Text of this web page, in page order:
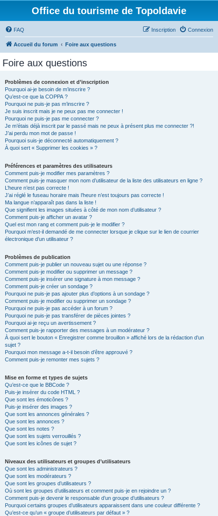
Office du tourisme de Topoldavie
FAQ Connexion
Inscription
Accueil du forum Foire aux questions
Foire aux questions
Problèmes de connexion et d’inscription
Pourquoi ai-je besoin de m’inscrire ?
Qu’est-ce que la COPPA ?
Pourquoi ne puis-je pas m’inscrire ?
Je suis inscrit mais je ne peux pas me connecter !
Pourquoi ne puis-je pas me connecter ?
Je m’étais déjà inscrit par le passé mais ne peux à présent plus me connecter ?!
J’ai perdu mon mot de passe !
Pourquoi suis-je déconnecté automatiquement ?
À quoi sert « Supprimer les cookies » ?
Préférences et paramètres des utilisateurs
Comment puis-je modifier mes paramètres ?
Comment puis-je masquer mon nom d’utilisateur de la liste des utilisateurs en ligne ?
L’heure n’est pas correcte !
J’ai réglé le fuseau horaire mais l’heure n’est toujours pas correcte !
Ma langue n’apparaît pas dans la liste !
Que signifient les images situées à côté de mon nom d’utilisateur ?
Comment puis-je afficher un avatar ?
Quel est mon rang et comment puis-je le modifier ?
Pourquoi m’est-il demandé de me connecter lorsque je clique sur le lien de courrier
électronique d’un utilisateur ?
Problèmes de publication
Comment puis-je publier un nouveau sujet ou une réponse ?
Comment puis-je modifier ou supprimer un message ?
Comment puis-je insérer une signature à mon message ?
Comment puis-je créer un sondage ?
Pourquoi ne puis-je pas ajouter plus d’options à un sondage ?
Comment puis-je modifier ou supprimer un sondage ?
Pourquoi ne puis-je pas accéder à un forum ?
Pourquoi ne puis-je pas transférer de pièces jointes ?
Pourquoi ai-je reçu un avertissement ?
Comment puis-je rapporter des messages à un modérateur ?
À quoi sert le bouton « Enregistrer comme brouillon » affiché lors de la rédaction d’un
sujet ?
Pourquoi mon message a-t-il besoin d’être approuvé ?
Comment puis-je remonter mes sujets ?
Mise en forme et types de sujets
Qu’est-ce que le BBCode ?
Puis-je insérer du code HTML ?
Que sont les émoticônes ?
Puis-je insérer des images ?
Que sont les annonces générales ?
Que sont les annonces ?
Que sont les notes ?
Que sont les sujets verrouillés ?
Que sont les icônes de sujet ?
Niveaux des utilisateurs et groupes d’utilisateurs
Que sont les administrateurs ?
Que sont les modérateurs ?
Que sont les groupes d’utilisateurs ?
Où sont les groupes d’utilisateurs et comment puis-je en rejoindre un ?
Comment puis-je devenir le responsable d’un groupe d’utilisateurs ?
Pourquoi certains groupes d’utilisateurs apparaissent dans une couleur différente ?
Qu’est-ce qu’un « groupe d’utilisateurs par défaut » ?